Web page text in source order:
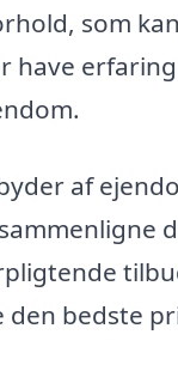
som
have
af
bedste